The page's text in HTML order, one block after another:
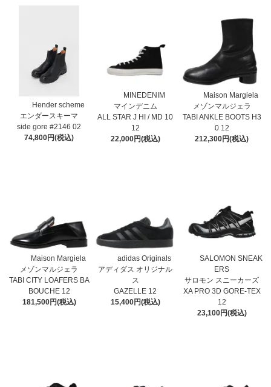
Hender scheme
エンダースキーマ
side gore #2146 02
74,800円(税込)
MINEDENIM
マインデニム
ALL STAR J HI / MD 10
12
22,000円(税込)
Maison Margiela
メゾンマルジェラ
TABI ANKLE BOOTS H3
0 12
212,300円(税込)
Maison Margiela
メゾンマルジェラ
TABI CITY LOAFERS BA
BOUCHE 12
181,500円(税込)
adidas Originals
アディダス オリジナル
ス
GAZELLE 12
15,400円(税込)
SALOMON SNEAK
ERS
サロモン スニーカーズ
XA PRO 3D GORE-TEX
12
23,100円(税込)